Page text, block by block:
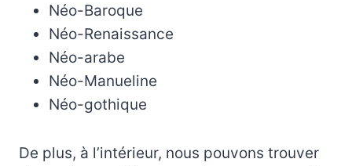
Néo-Baroque
Néo-Renaissance
Néo-arabe
Néo-Manueline
Néo-gothique
De plus, à l’intérieur, nous pouvons trouver